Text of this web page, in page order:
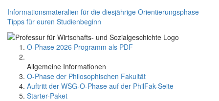
Informationsmateralien für die diesjährige Orientierungsphase
Tipps für euren Studienbeginn
O-Phase 2026 Programm als PDF
Allgemeine Informationen
O-Phase der Philosophischen Fakultät
Auftritt der WSG-O-Phase auf der PhilFak-Seite
Starter-Paket